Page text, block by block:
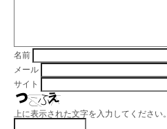
名前
メール
サイト
上に表示された文字を入力してください。